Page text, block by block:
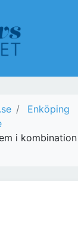
Enköping
i